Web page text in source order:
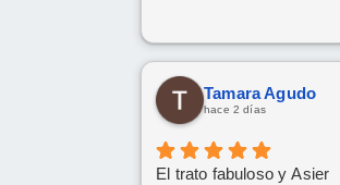
Tamara Agudo
hace 2 días
El trato fabuloso y Asier